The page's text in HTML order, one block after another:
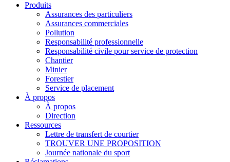
Produits
Assurances des particuliers
Assurances commerciales
Pollution
Responsabilité professionnelle
Responsabilité civile pour service de protection
Chantier
Minier
Forestier
Service de placement
À propos
À propos
Direction
Ressources
Lettre de transfert de courtier
TROUVER UNE PROPOSITION
Journée nationale du sport